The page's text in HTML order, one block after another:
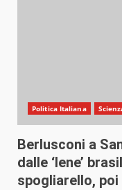
Politica Italiana
Berlusconi a
dalle ‘Iene’
spogliarello,